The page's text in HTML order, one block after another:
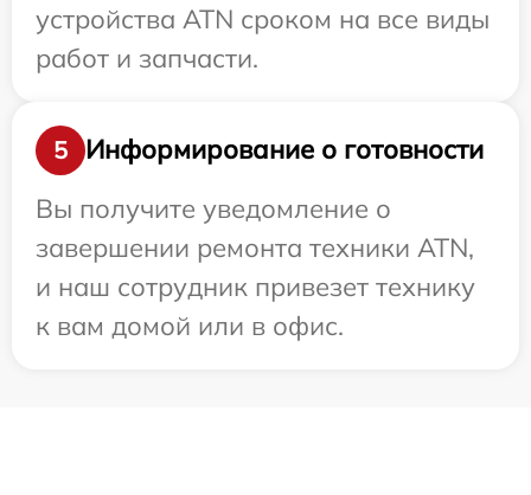
устройства ATN сроком на все виды
работ и запчасти.
5
Информирование о готовности
Вы получите уведомление о
завершении ремонта техники ATN,
и наш сотрудник привезет технику
к вам домой или в офис.